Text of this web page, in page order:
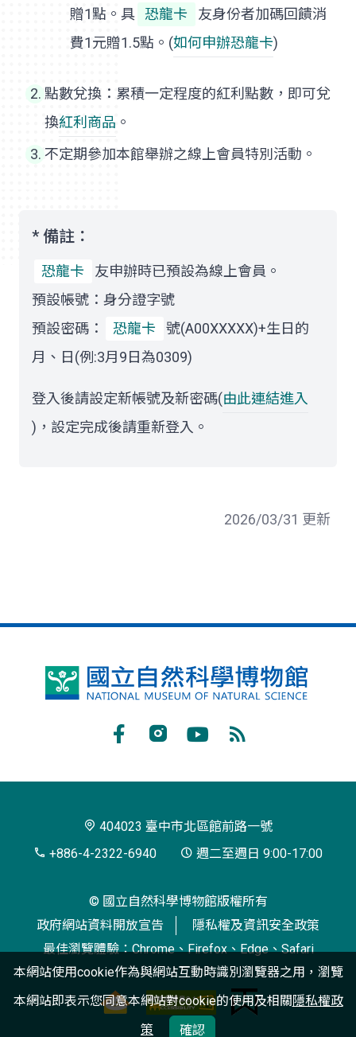
贈1點。具 恐龍卡
友身份者加碼回饋消
費1元贈1.5點。(如何申辦恐龍卡)
點數兌換：累積一定程度的紅利點數，即可兌
換紅利商品 。
不定期參加本館舉辦之線上會員特別活動。
* 備註：
恐龍卡
友申辦時已預設為線上會員。
預設帳號：身分證字號
預設密碼：
恐龍卡
號(A00XXXXX)+生日的
月、日(例:3月9日為0309)
登入後請設定新帳號及新密碼(由此連結進入
)，設定完成後請重新登入。
2026/03/31 更新
國
博
閱
404023 臺中市北區館前路一號
+886-4-2322-6940
週二至週日 9:00-17:00
© 國立自然科學博物館版權所有
政府網站資料開放宣告
隱私權及資訊安全政策
最佳瀏覽體驗：Chrome、Firefox、Edge、Safari
本網站使用cookie作為與網站互動時識別瀏覽器之用，瀏覽
本網站即表示您同意本網站對cookie的使用及相關隱私權政
策
確認